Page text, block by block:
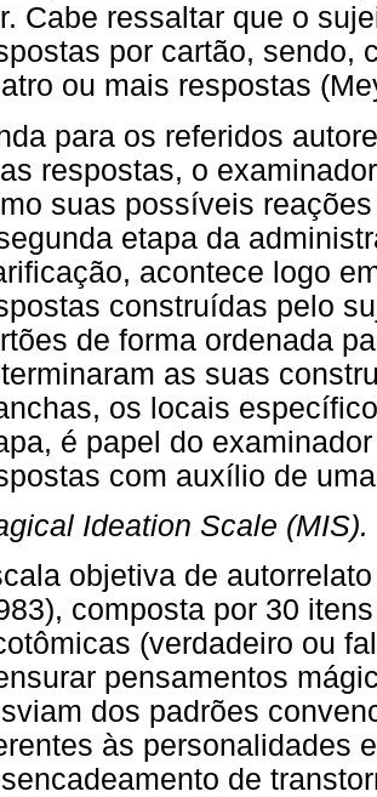
Cabe ressaltar que o
por cartão, sendo,
ou mais respostas
para os referidos
respostas, o
suas possíveis
etapa da
acontece logo
construídas pelo
de forma ordenada
as suas
os locais
é papel do
com auxílio de
Ideation Scale (MIS).
objetiva de
composta por 30
(verdadeiro ou
pensamentos
dos padrões
às personalidades
de